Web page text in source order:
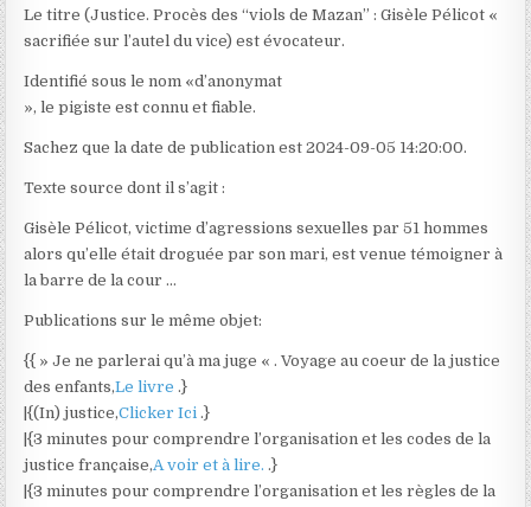
Le titre (Justice. Procès des “viols de Mazan” : Gisèle Pélicot «
sacrifiée sur l’autel du vice) est évocateur.
Identifié sous le nom «d’anonymat
», le pigiste est connu et fiable.
Sachez que la date de publication est 2024-09-05 14:20:00.
Texte source dont il s’agit :
Gisèle Pélicot, victime d’agressions sexuelles par 51 hommes
alors qu’elle était droguée par son mari, est venue témoigner à
la barre de la cour …
Publications sur le même objet:
{{ » Je ne parlerai qu’à ma juge « . Voyage au coeur de la justice
des enfants,Le livre.}
|{(In) justice,Clicker Ici.}
|{3 minutes pour comprendre l’organisation et les codes de la
justice française,A voir et à lire..}
|{3 minutes pour comprendre l’organisation et les règles de la